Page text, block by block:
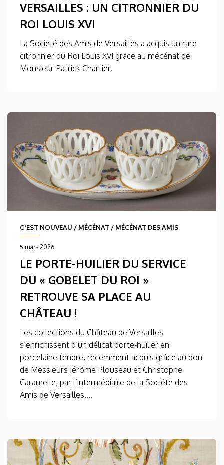
VERSAILLES : UN CITRONNIER DU
ROI LOUIS XVI
La Société des Amis de Versailles a acquis un rare
citronnier du Roi Louis XVI grâce au mécénat de
Monsieur Patrick Chartier.
C'EST NOUVEAU / MÉCÉNAT / MÉCÉNAT DES AMIS
5 mars 2026
LE PORTE-HUILIER DU SERVICE
DU « GOBELET DU ROI »
RETROUVE SA PLACE AU
CHÂTEAU !
Les collections du Château de Versailles
s’enrichissent d’un délicat porte-huilier en
porcelaine tendre, récemment acquis grâce au don
de Messieurs Jérôme Plouseau et Christophe
Caramelle, par l’intermédiaire de la Société des
Amis de Versailles....